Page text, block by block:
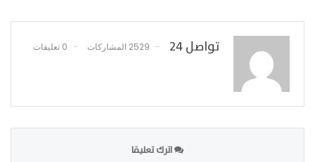
تواصل 24 2529 المشاركات 0 تعليقات
اترك تعليقا